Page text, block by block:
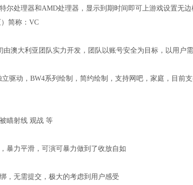
尔处理器和AMD处理器，显示到期时间即可上游戏设置无边
简称：VC
由澳大利亚团队实力开发，团队以账号安全为目标，以用户
驱动，BW4系列绘制，简约绘制，支持网吧，家庭，目前
瞄射线 观战 等
暴力平滑，可演可暴力做到了收放自如
，无需提交，极大的考虑到用户感受